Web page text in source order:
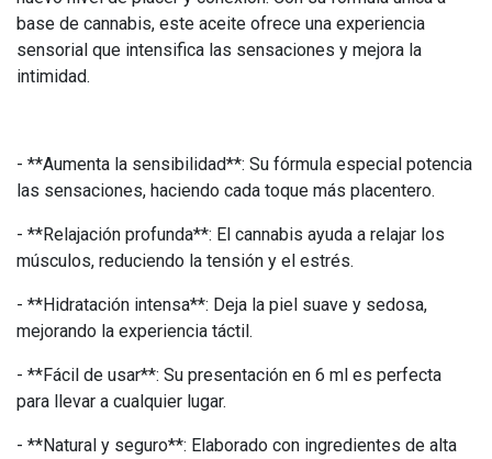
base de cannabis, este aceite ofrece una experiencia
sensorial que intensifica las sensaciones y mejora la
intimidad.
- **Aumenta la sensibilidad**: Su fórmula especial potencia
las sensaciones, haciendo cada toque más placentero.
- **Relajación profunda**: El cannabis ayuda a relajar los
músculos, reduciendo la tensión y el estrés.
- **Hidratación intensa**: Deja la piel suave y sedosa,
mejorando la experiencia táctil.
- **Fácil de usar**: Su presentación en 6 ml es perfecta
para llevar a cualquier lugar.
- **Natural y seguro**: Elaborado con ingredientes de alta